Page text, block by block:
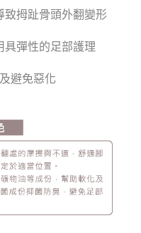
查看運費
致拇趾骨頭外翻變形
具彈性的足部護理
避免惡化